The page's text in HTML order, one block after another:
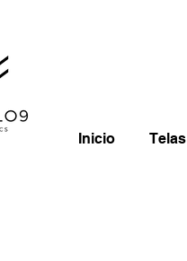
Inicio Telas